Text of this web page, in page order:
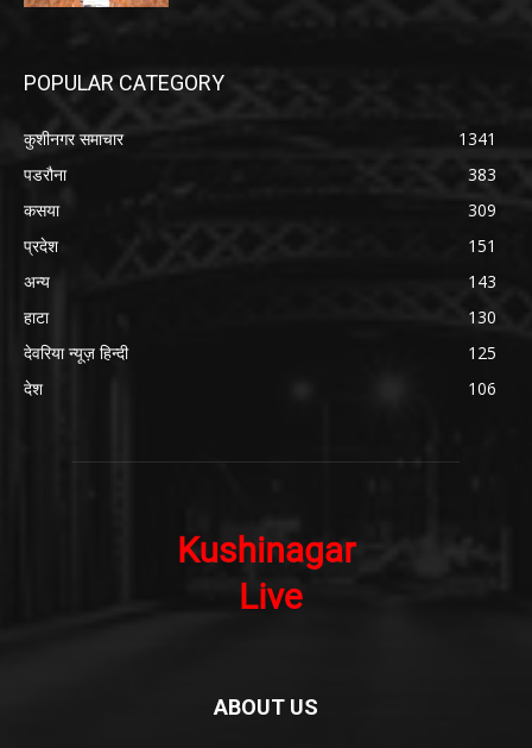
POPULAR CATEGORY
कुशीनगर समाचार
1341
पडरौना
383
कसया
309
प्रदेश
151
अन्य
143
हाटा
130
देवरिया न्यूज़ हिन्दी
125
देश
106
ABOUT US